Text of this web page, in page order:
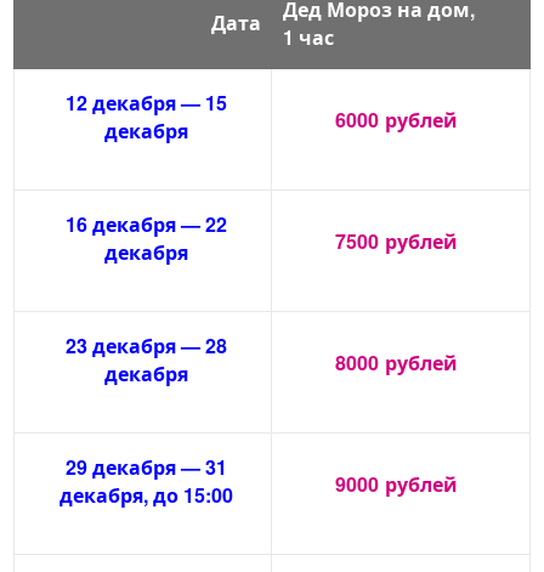
Дата
Дед Мороз на дом,
1 час
12 декабря — 15
декабря
6000 рублей
16 декабря — 22
декабря
7500 рублей
23 декабря — 28
декабря
8000 рублей
29 декабря — 31
декабря, до 15:00
9000 рублей